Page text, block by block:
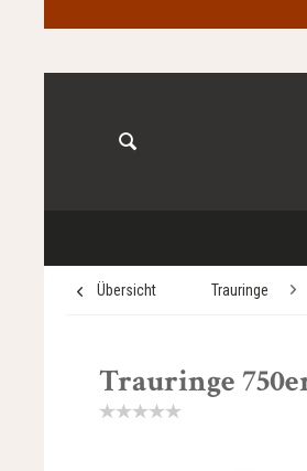
Übersicht Trauringe
Trauringe